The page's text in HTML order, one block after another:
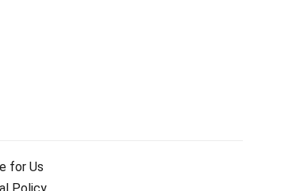
for Us
Policy